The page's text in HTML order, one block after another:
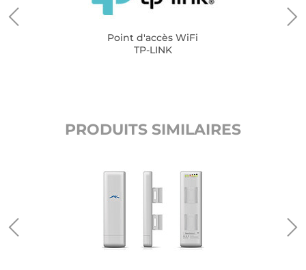
Point d'accès WiFi
TP-LINK
PRODUITS SIMILAIRES